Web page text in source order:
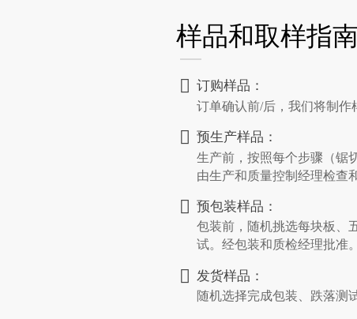
样品和取样指
 订购样品：
订单确认前/后，我们将制作
 预生产样品：
生产前，按照每个步骤（锯
由生产和质量控制经理检查
 预包装样品：
包装前，随机挑选每块板、
试。经包装和质检经理批准
 发货样品：
随机选择完成包装、跌落测